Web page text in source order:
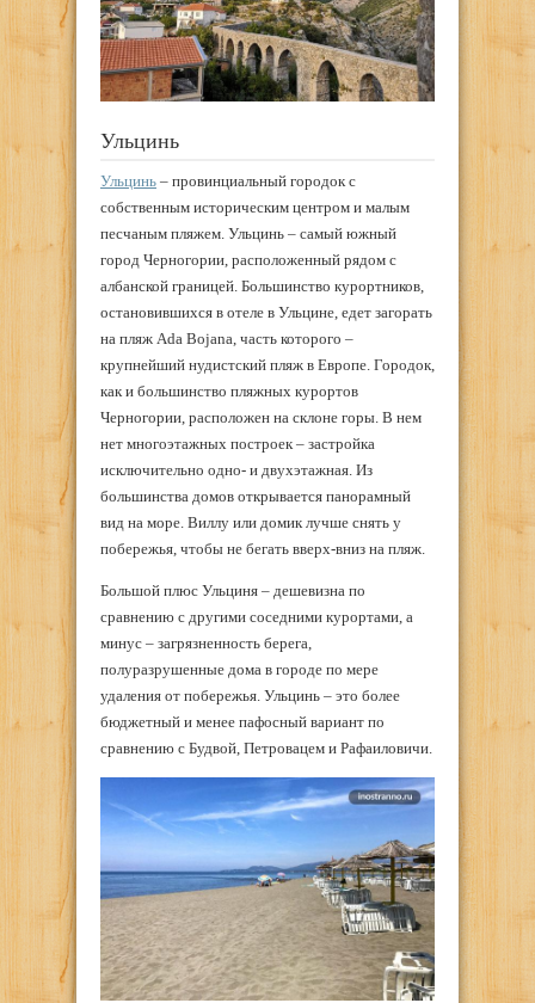
Ульцинь
Ульцинь – провинциальный городок с
собственным историческим центром и малым
песчаным пляжем. Ульцинь – самый южный
город Черногории, расположенный рядом с
албанской границей. Большинство курортников,
остановившихся в отеле в Ульцине, едет загорать
на пляж Ada Bojana, часть которого –
крупнейший нудистский пляж в Европе. Городок,
как и большинство пляжных курортов
Черногории, расположен на склоне горы. В нем
нет многоэтажных построек – застройка
исключительно одно- и двухэтажная. Из
большинства домов открывается панорамный
вид на море. Виллу или домик лучше снять у
побережья, чтобы не бегать вверх-вниз на пляж.
Большой плюс Ульциня – дешевизна по
сравнению с другими соседними курортами, а
минус – загрязненность берега,
полуразрушенные дома в городе по мере
удаления от побережья. Ульцинь – это более
бюджетный и менее пафосный вариант по
сравнению с Будвой, Петровацем и Рафаиловичи.